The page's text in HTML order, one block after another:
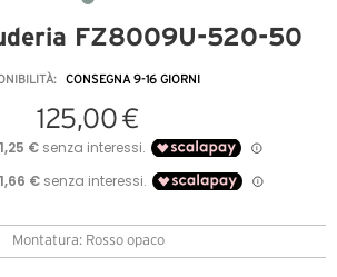
FZ8009U-520-50
CONSEGNA 9-16 GIORNI
125,00 €
Montatura: Rosso opaco